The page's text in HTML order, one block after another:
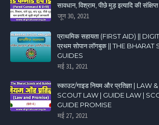
सावधान, विश्राम, पीछे मुड़ इत्यादि की
जून 30, 2021
प्राथमिक सहायता (FIRST AID) ||
प्रथम सोपान लॉगबुक || THE
GUIDES
मई 31, 2021
स्काउट/गाइड नियम और प्रतिज्ञा | LAW
SCOUT LAW | GUIDE LAW |
GUIDE PROMISE
मई 27, 2021